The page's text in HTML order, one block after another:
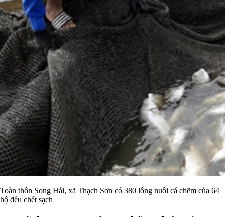
Toàn thôn Song Hải, xã Thạch Sơn có 380 lồng nuôi cá chẽm của 64
hộ đều chết sạch